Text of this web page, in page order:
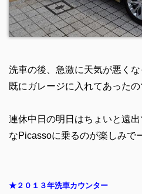
洗車の後、急激に天気が悪くな
既にガレージに入れてあった
連休中日の明日はちょいと遠
なPicassoに乗るのが楽しみで
★２０１３年洗車カウンター